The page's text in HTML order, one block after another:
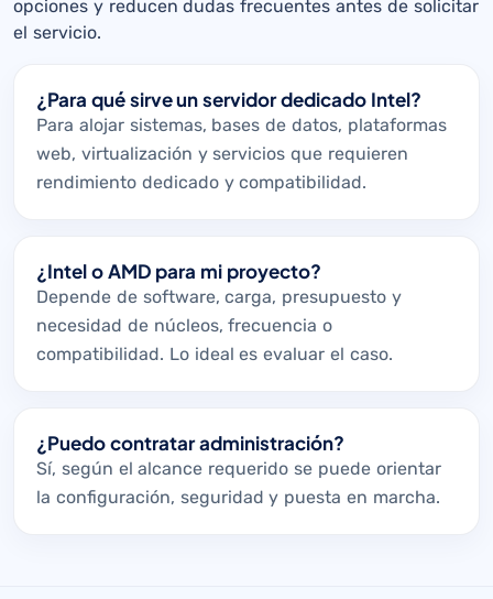
opciones y reducen dudas frecuentes antes de solicitar
el servicio.
¿Para qué sirve un servidor dedicado Intel?
Para alojar sistemas, bases de datos, plataformas
web, virtualización y servicios que requieren
rendimiento dedicado y compatibilidad.
¿Intel o AMD para mi proyecto?
Depende de software, carga, presupuesto y
necesidad de núcleos, frecuencia o
compatibilidad. Lo ideal es evaluar el caso.
¿Puedo contratar administración?
Sí, según el alcance requerido se puede orientar
la configuración, seguridad y puesta en marcha.